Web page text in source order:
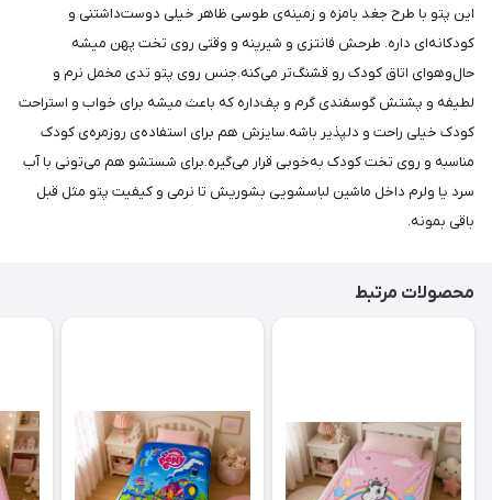
این پتو با طرح جغد بامزه و زمینه‌ی طوسی ظاهر خیلی دوست‌داشتنی و
کودکانه‌ای داره. طرحش فانتزی و شیرینه و وقتی روی تخت پهن میشه
حال‌وهوای اتاق کودک رو قشنگ‌تر می‌کنه.جنس روی پتو تدی مخمل نرم و
لطیفه و پشتش گوسفندی گرم و پف‌داره که باعث میشه برای خواب و استراحت
کودک خیلی راحت و دلپذیر باشه.سایزش هم برای استفاده‌ی روزمره‌ی کودک
مناسبه و روی تخت کودک به‌خوبی قرار می‌گیره.برای شستشو هم می‌تونی با آب
سرد یا ولرم داخل ماشین لباسشویی بشوریش تا نرمی و کیفیت پتو مثل قبل
باقی بمونه.
محصولات مرتبط